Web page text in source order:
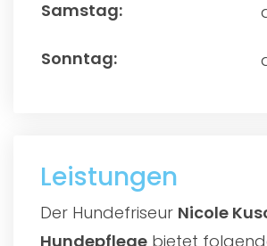
Leistungen
Der Hundefriseur Nicole
Hundepflege bietet